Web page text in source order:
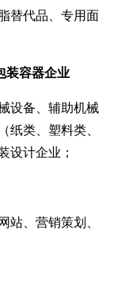
替代品、专用面
装容器企业
设备、辅助机械
纸类、塑料类、
设计企业；
站、营销策划、